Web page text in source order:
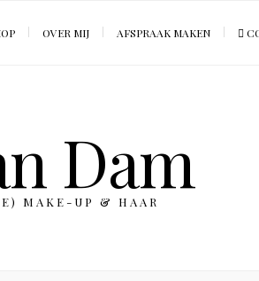
OVER MIJ AFSPRAAK MAKEN
Dam
MAKE-UP & HAAR